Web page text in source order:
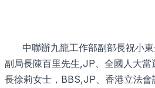
中聯辦九龍工作部副部長祝小東
副局長陳百里先生,JP、全國人大
長徐莉女士，BBS,JP、香港立法